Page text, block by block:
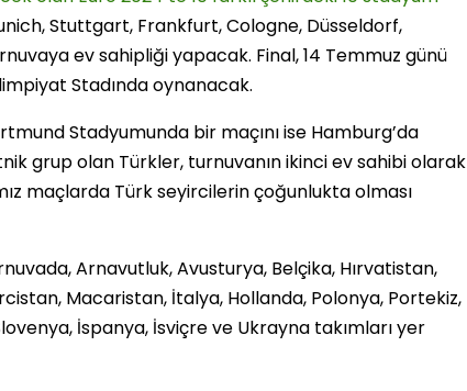
Stuttgart, Frankfurt, Cologne, Düsseldorf,
ev sahipliği yapacak. Final, 14 Temmuz günü
Stadında oynanacak.
Stadyumunda bir maçını ise Hamburg’da
grup olan Türkler, turnuvanın ikinci ev sahibi olarak
maçlarda Türk seyircilerin çoğunlukta olması
Arnavutluk, Avusturya, Belçika, Hırvatistan,
Macaristan, İtalya, Hollanda, Polonya, Portekiz,
İspanya, İsviçre ve Ukrayna takımları yer